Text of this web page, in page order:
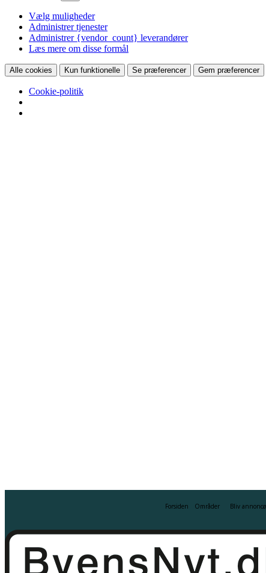
Vælg muligheder
Administrer tjenester
Administrer {vendor_count} leverandører
Læs mere om disse formål
Alle cookies Kun funktionelle Se præferencer Gem præferencer
Cookie-politik
Forsiden Områder Bliv